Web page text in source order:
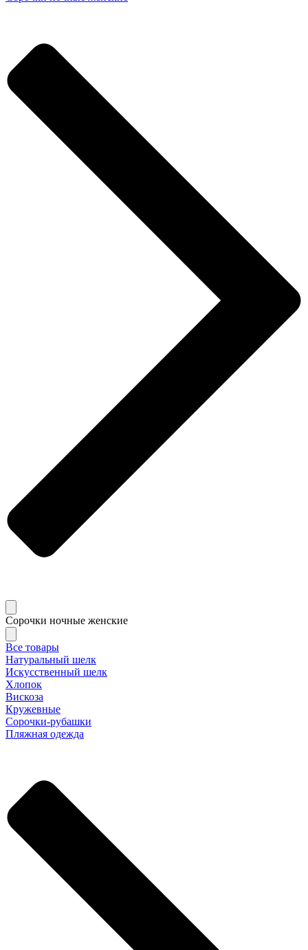
Сорочки ночные женские
Все товары
Натуральный шелк
Искусственный шелк
Хлопок
Вискоза
Кружевные
Сорочки-рубашки
Пляжная одежда